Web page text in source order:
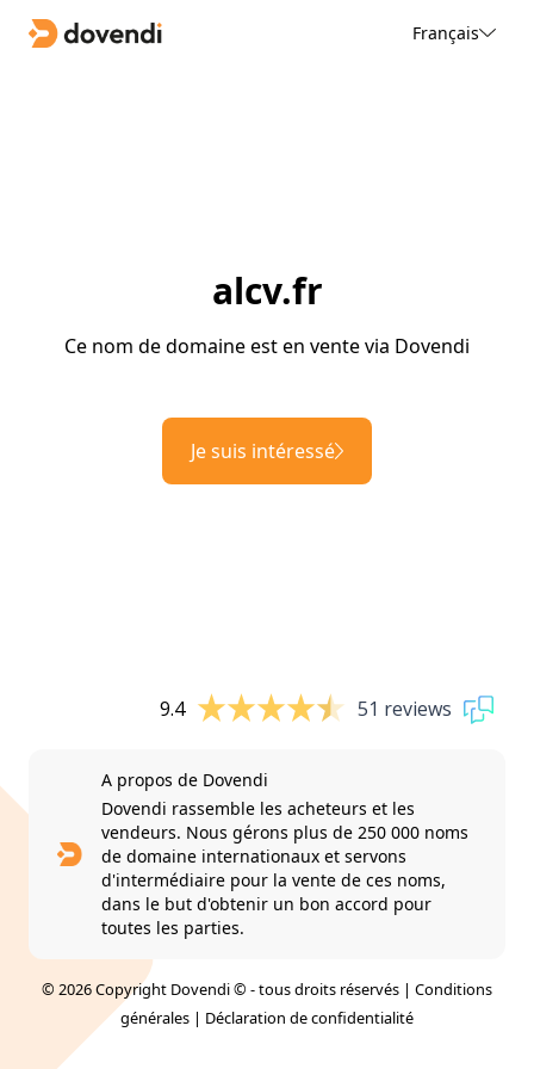
Français
alcv.fr
Ce nom de domaine est en vente via Dovendi
Je suis intéressé
9.4 51 reviews
A propos de Dovendi
Dovendi rassemble les acheteurs et les
vendeurs. Nous gérons plus de 250 000 noms
de domaine internationaux et servons
d'intermédiaire pour la vente de ces noms,
dans le but d'obtenir un bon accord pour
toutes les parties.
© 2026 Copyright Dovendi © - tous droits réservés | Conditions
générales | Déclaration de confidentialité